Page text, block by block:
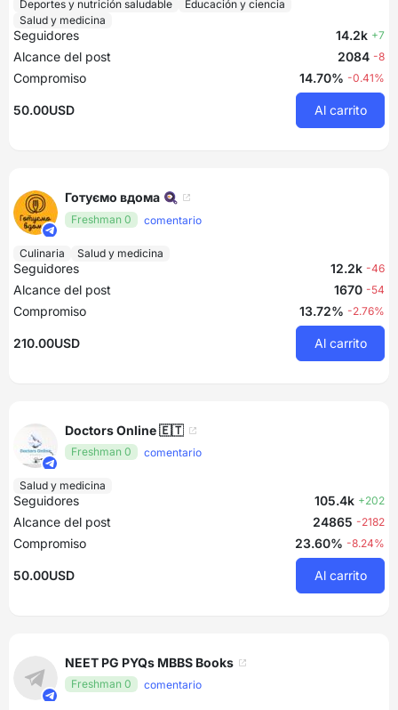
Deportes y nutrición saludable
Educación y ciencia
Salud y medicina
Seguidores 14.2k +7
Alcance del post 2084 -8
Compromiso 14.70% -0.41%
50.00USD Al carrito
Готуємо вдома 🍳
Freshman 0 comentario
Culinaria Salud y medicina
Seguidores 12.2k -46
Alcance del post 1670 -54
Compromiso 13.72% -2.76%
210.00USD Al carrito
Doctors Online 🇪🇹
Freshman 0 comentario
Salud y medicina
Seguidores 105.4k +202
Alcance del post 24865 -2182
Compromiso 23.60% -8.24%
50.00USD Al carrito
NEET PG PYQs MBBS Books
Freshman 0 comentario